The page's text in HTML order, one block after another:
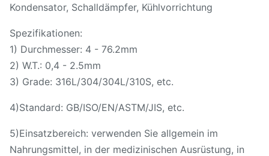
Kondensator, Schalldämpfer, Kühlvorrichtung
Spezifikationen:
1) Durchmesser: 4 - 76.2mm
2) W.T.: 0,4 - 2.5mm
3) Grade: 316L/304/304L/310S, etc.
4)Standard: GB/ISO/EN/ASTM/JIS, etc.
5)Einsatzbereich: verwenden Sie allgemein im
Nahrungsmittel, in der medizinischen Ausrüstung, in